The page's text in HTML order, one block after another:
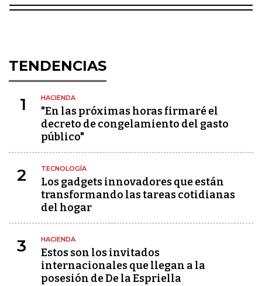
TENDENCIAS
1 HACIENDA
"En las próximas horas firmaré el
decreto de congelamiento del gasto
público"
2 TECNOLOGÍA
Los gadgets innovadores que están
transformando las tareas cotidianas
del hogar
3 HACIENDA
Estos son los invitados
internacionales que llegan a la
posesión de De la Espriella